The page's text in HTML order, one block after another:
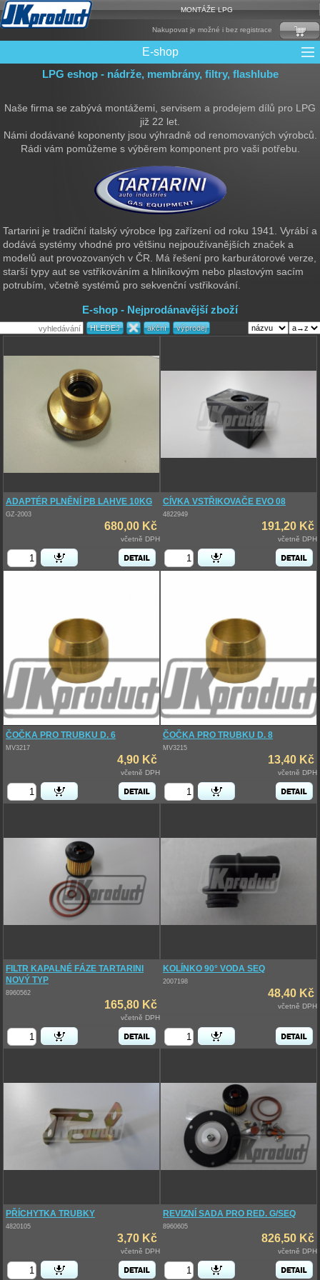
MONTÁŽE LPG
Nakupovat je možné i bez registrace
E-shop
CNG Nádrže
Elektronika + Emulátory
Filtry + Membrány
LPG Nádrže
Mixy + protizášlehové klapky
Multiventily + příslušenství
Ochrana Motoru
Přepínače
Rámy nádrží
Redukce plnění
Reduktory
Řídící jednotky + Testry
Sady + vstřikovače
Spojovací Materiál
Spotřební materiál
Trubky a Hadice
Ventily
LPG eshop - nádrže, membrány, filtry, flashlube
Naše firma se zabývá montážemi, servisem a prodejem dílů pro LPG
již 22 let.
Námi dodávané koponenty jsou výhradně od renomovaných výrobců.
Rádi vám pomůžeme s výběrem komponent pro vaši potřebu.
Tartarini je tradiční italský výrobce lpg zařízení od roku 1941. Vyrábí a
dodává systémy vhodné pro většinu nejpoužívanějších značek a
modelů aut provozovaných v ČR. Má řešení pro karburátorové verze,
starší typy aut se vstřikováním a hliníkovým nebo plastovým sacím
potrubím, včetně systémů pro sekvenční vstřikování.
E-shop - Nejprodánavější zboží
ADAPTÉR PLNĚNÍ PB LAHVE 10KG
GZ-2003
680,00 Kč
včetně DPH
CÍVKA VSTŘIKOVAČE EVO 08
4822949
191,20 Kč
včetně DPH
ČOČKA PRO TRUBKU D. 6
MV3217
4,90 Kč
včetně DPH
ČOČKA PRO TRUBKU D. 8
MV3215
13,40 Kč
včetně DPH
FILTR KAPALNÉ FÁZE TARTARINI
NOVÝ TYP
8960562
165,80 Kč
včetně DPH
KOLÍNKO 90° VODA SEQ
2007198
48,40 Kč
včetně DPH
PŘÍCHYTKA TRUBKY
4820105
3,70 Kč
včetně DPH
REVIZNÍ SADA PRO RED. G/SEQ
8960605
826,50 Kč
včetně DPH